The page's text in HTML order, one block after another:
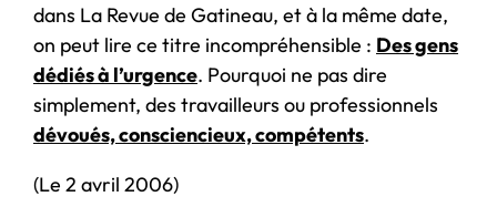
dans La Revue de Gatineau, et à la même date,
on peut lire ce titre incompréhensible : Des gens
dédiés à l’urgence. Pourquoi ne pas dire
simplement, des travailleurs ou professionnels
dévoués, consciencieux, compétents.
(Le 2 avril 2006)